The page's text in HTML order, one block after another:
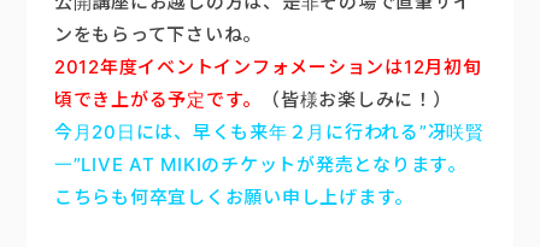
ンをもらって下さいね。
2012年度イベントインフォメーションは12月初旬
頃でき上がる予定です。
（皆様お楽しみに！）
今月20日には、早くも来年２月に行われる”冴咲賢
一”LIVE AT MIKIのチケットが発売となります。
こちらも何卒宜しくお願い申し上げます。